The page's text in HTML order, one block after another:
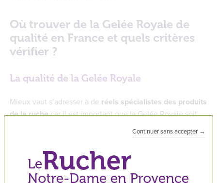
Continuer sans accepter →
Où trouver de la Gelée Royale de
qualité en France et quels critères
vérifier ?
La qualité de la Gelée Royale
Mieux vaut s’adresser à de réels spécialistes des produits
de la ruchecar il est important que la Gelée Royale soit
conservation va permettre de maintenir au maximum
toutes ses vertus et d’obtenir des résultats optimums.